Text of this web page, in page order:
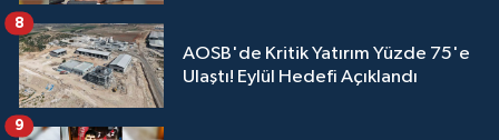
AOSB'de Kritik Yatırım Yüzde 75'e
Ulaştı! Eylül Hedefi Açıklandı
8
9